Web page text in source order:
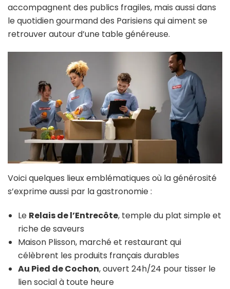
accompagnent des publics fragiles, mais aussi dans
le quotidien gourmand des Parisiens qui aiment se
retrouver autour d’une table généreuse.
Voici quelques lieux emblématiques où la générosité
s’exprime aussi par la gastronomie :
Le Relais de l’Entrecôte, temple du plat simple et
riche de saveurs
Maison Plisson, marché et restaurant qui
célèbrent les produits français durables
Au Pied de Cochon, ouvert 24h/24 pour tisser le
lien social à toute heure